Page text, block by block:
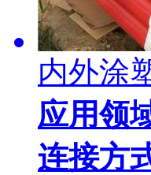
内外涂
应用领
连接方